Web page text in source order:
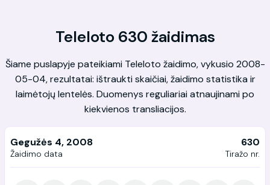
Teleloto 630 žaidimas
Šiame puslapyje pateikiami Teleloto žaidimo, vykusio 2008-
05-04, rezultatai: ištraukti skaičiai, žaidimo statistika ir
laimėtojų lentelės. Duomenys reguliariai atnaujinami po
kiekvienos transliacijos.
Gegužės 4, 2008
Žaidimo data
630
Tiražo nr.